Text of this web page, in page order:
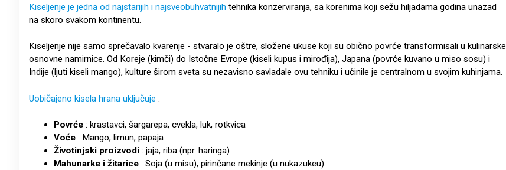
Kiseljenje je jedna od najstarijih i najsveobuhvatnijih tehnika konzerviranja, sa korenima koji sežu hiljadama godina unazad
na skoro svakom kontinentu.
Kiseljenje nije samo sprečavalo kvarenje - stvaralo je oštre, složene ukuse koji su obično povrće transformisali u kulinarske
osnovne namirnice. Od Koreje (kimči) ​​do Istočne Evrope (kiseli kupus i mirođija), Japana (povrće kuvano u miso sosu) i
Indije (ljuti kiseli mango), kulture širom sveta su nezavisno savladale ovu tehniku i učinile je centralnom u svojim kuhinjama.
Uobičajeno kisela hrana uključuje :
Povrće : krastavci, šargarepa, cvekla, luk, rotkvica
Voće : Mango, limun, papaja
Životinjski proizvodi : jaja, riba (npr. haringa)
Mahunarke i žitarice : Soja (u misu), pirinčane mekinje (u nukazukeu)